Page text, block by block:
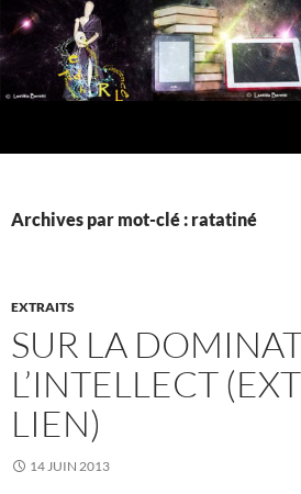
Aller
au
contenu
Archives par mot-clé : ratatiné
EXTRAITS
SUR LA
L’INTELLECT
LIEN)
14 JUIN 2013